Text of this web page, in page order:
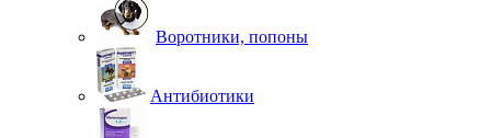
Воротники, попоны
Антибиотики